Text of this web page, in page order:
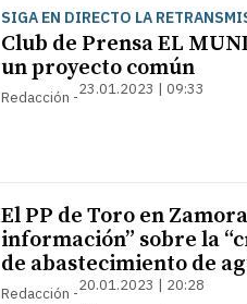
SIGA EN DIRECTO LA
Club de Prensa EL
un proyecto común
Redacción 23.01.2023 | 09:33
El PP de Toro en
información” sobre la
de abastecimiento de
Redacción 20.01.2023 | 20:28